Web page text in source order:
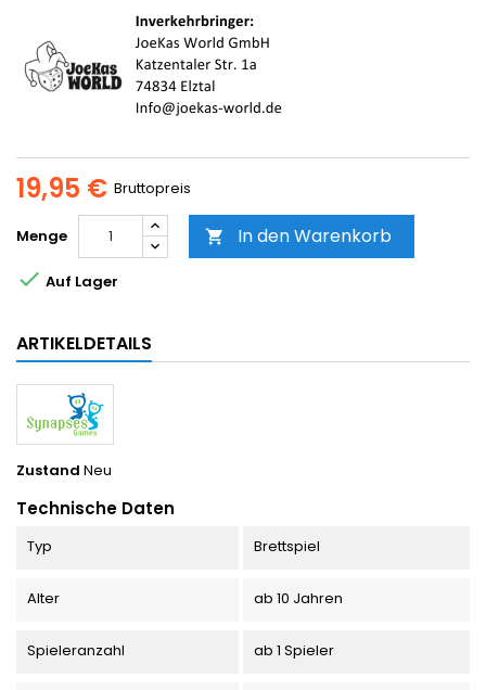
19,95 € Bruttopreis
Menge  In den Warenkorb
 Auf Lager
ARTIKELDETAILS
Zustand Neu
Technische Daten
Typ Brettspiel
Alter ab 10 Jahren
Spieleranzahl ab 1 Spieler